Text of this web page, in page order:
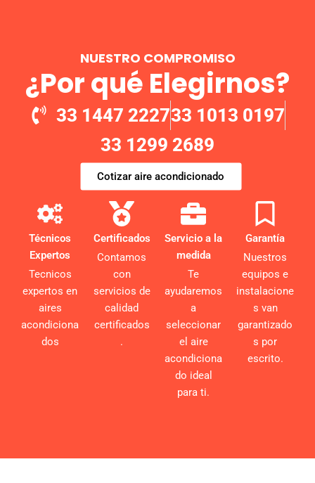
NUESTRO COMPROMISO
¿Por qué Elegirnos?
33 1447 222733 1013 0197
33 1299 2689
Cotizar aire acondicionado
Técnicos
Expertos
Tecnicos
expertos en
aires
acondiciona
dos
Certificados
Contamos
con
servicios de
calidad
certificados
.
Servicio a la
medida
Te
ayudaremos
a
seleccionar
el aire
acondiciona
do ideal
para ti.
Garantía
Nuestros
equipos e
instalacione
s van
garantizado
s por
escrito.